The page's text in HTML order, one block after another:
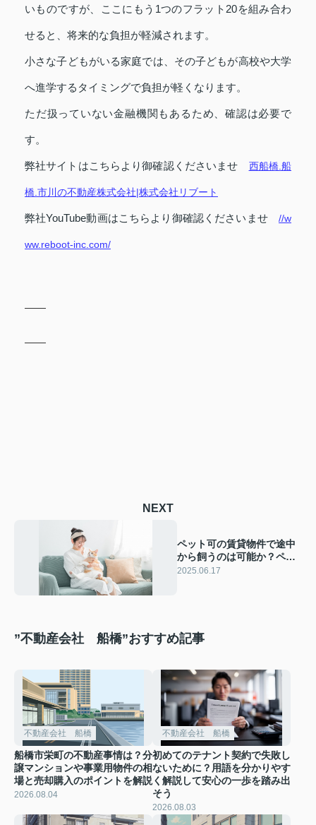
いものですが、ここにもう1つのフラット20を組み合わ
せると、将来的な負担が軽減されます。
小さな子どもがいる家庭では、その子どもが高校や大学
へ進学するタイミングで負担が軽くなります。
ただ扱っていない金融機関もあるため、確認は必要で
す。
弊社サイトはこちらより御確認くださいませ 西船橋.船
橋.市川の不動産株式会社|株式会社リブート
弊社YouTube動画はこちらより御確認くださいませ //w
ww.reboot-inc.com/
NEXT
ペット可の賃貸物件で途中
から飼うのは可能か？ペッ
ト相談可との違いも解説
2025.06.17
”不動産会社 船橋”おすすめ記事
不動産会社 船橋
船橋市栄町の不動産事情は？分
譲マンションや事業用物件の相
場と売却購入のポイントを解説
2026.08.04
不動産会社 船橋
初めてのテナント契約で失敗し
ないために？用語を分かりやす
く解説して安心の一歩を踏み出
そう
2026.08.03